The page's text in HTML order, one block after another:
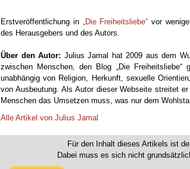
Erstveröffentlichung in „Die Freiheitsliebe“ vor
des Herausgebers und des Autors.
Über den Autor: Julius Jamal hat 2009 aus dem
zwischen Menschen, den Blog „Die
unabhängig von Religion, Herkunft, sexuelle
von Ausbeutung. Als Autor dieser Webseite streitet
Menschen das Umsetzen muss, was nur dem
Alle Artikel von Julius Jamal
Für den Inhalt dieses Artikels ist
Dabei muss es sich nicht